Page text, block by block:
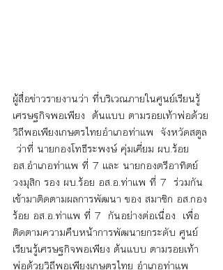
ผู้สื่อข่าวรายงานว่า ที่บริเวณภายในศูนย์เรียนรู้
เศรษฐกิจพอเพียง  ต้นแบบ ตามรอยเท้าพ่อด้วย
วิถีพอเพียงเกษตรไทยอำเภอท่าแพ  จังหวัดสตูล
ว่าที่ นายกองโทธีระพงษ์ คุ่มเคี่ยม ผบ.ร้อย
อส.อำเภอท่าแพ ที่ 7 และ นายกองตรีอาทิตย์
วงมุสิก รอง ผบ.ร้อย อส.อ.ท่าแพ ที่ 7  ร่วมกัน
เข้ามาติดตามผลการพัฒนา ของ สมาชิก อส.กอง
ร้อย อส.อ.ท่าแพ ที่ 7  กันอย่างต่อเนื่อง  เพื่อ
ติดตามความคืบหน้าการพัฒนายกระดับ ศูนย์
เรียนรู้เศรษฐกิจพอเพียง ต้นแบบ ตามรอยเท้า
พ่อด้วยวิถีพอเพียงเกษตรไทย อำเภอท่าแพ